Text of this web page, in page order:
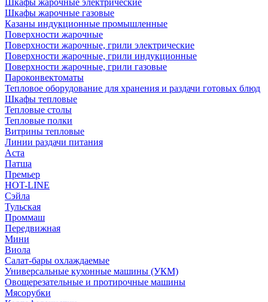
Шкафы жарочные электрические
Шкафы жарочные газовые
Казаны индукционные промышленные
Поверхности жарочные
Поверхности жарочные, грили электрические
Поверхности жарочные, грили индукционные
Поверхности жарочные, грили газовые
Пароконвектоматы
Тепловое оборудование для хранения и раздачи готовых блюд
Шкафы тепловые
Тепловые столы
Тепловые полки
Витрины тепловые
Линии раздачи питания
Аста
Патша
Премьер
HOT-LINE
Сэйла
Тульская
Проммаш
Передвижная
Мини
Виола
Салат-бары охлаждаемые
Универсальные кухонные машины (УКМ)
Овощерезательные и протирочные машины
Мясорубки